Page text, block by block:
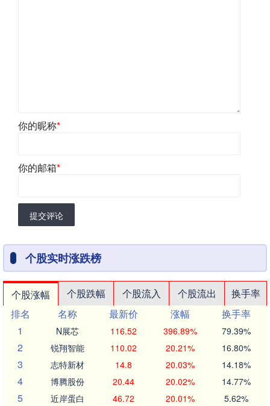
你的昵称*
你的邮箱*
提交评论
个股实时涨跌榜
个股涨幅 个股跌幅 个股流入 个股流出
换手率
排名
名称 最新价 涨幅
换手率
1
N展芯 116.52 396.89% 79.39%
2 锐翔智能 110.02 20.21% 16.80%
3 志特新材 14.8 20.03% 14.18%
4 博腾股份 20.44 20.02% 14.77%
5 近岸蛋白 46.72 20.01% 5.62%